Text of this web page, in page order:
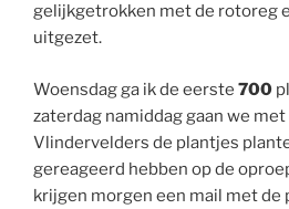
gelijkgetrokken met de rotoreg
uitgezet.
Woensdag ga ik de eerste 700
zaterdag namiddag gaan we met
Vlindervelders de plantjes
gereageerd hebben op de
krijgen morgen een mail met de